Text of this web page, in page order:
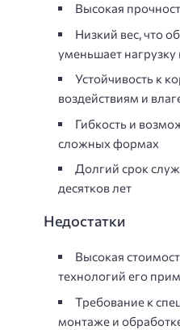
Высокая
Низкий вес, что
уменьшает
Устойчивость к
воздействиям и
Гибкость и
сложных формах
Долгий срок
десятков лет
Недостатки
Высокая
технологий его
Требование к
монтаже и